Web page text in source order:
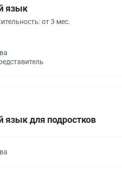
язык
от 3 мес.
язык для подростков